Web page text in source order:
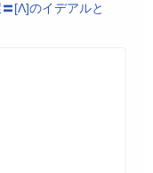
[Λ]のイデアルと